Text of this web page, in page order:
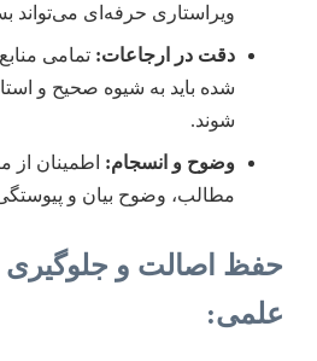
ویراستاری حرفه‌ای می‌تواند
دقت در ارجاعات: تمامی
شده باید به شیوه صحیح و
شوند.
وضوح و انسجام: اطمینان از
مطالب، وضوح بیان و
حفظ اصالت و
علمی: